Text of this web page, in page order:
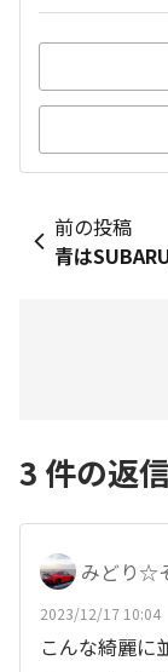
前の投稿
青は
3 件の返信
みどり☆
2023/12/17 10:04
こんな綺麗に